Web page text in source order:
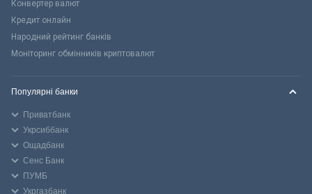
Конвертер валют
Кредит онлайн
Народний рейтинг банків
Моніторинг обмінників криптовалют
Популярні банки
Приватбанк
Укрсиббанк
Ощадбанк
Сенс Банк
ПУМБ
Укргазбанк